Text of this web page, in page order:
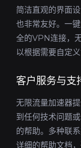
简洁直观的界面
也非常友好。一
全的VPN连接，
以根据需要自定
客户服务与支
无限流量加速器
到任何技术问题
的帮助。多种联
详细的帮助文档